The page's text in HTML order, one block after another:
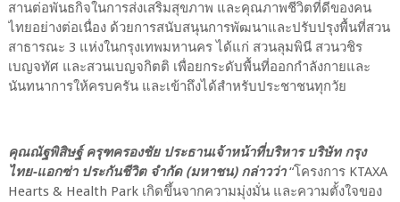
สานต่อพันธกิจในการส่งเสริมสุขภาพ และคุณภาพชีวิตที่ดีของคน
ไทยอย่างต่อเนื่อง ด้วยการสนับสนุนการพัฒนาและปรับปรุงพื้นที่สวน
สาธารณะ 3 แห่งในกรุงเทพมหานคร ได้แก่ สวนลุมพินี สวนวชิร
เบญจทัศ และสวนเบญจกิตติ เพื่อยกระดับพื้นที่ออกกำลังกายและ
นันทนาการให้ครบครัน และเข้าถึงได้สำหรับประชาชนทุกวัย
คุณณัฐพิสิษฐ์ ครุฑครองชัย ประธานเจ้าหน้าที่บริหาร บริษัท กรุง
ไทย-แอกซ่า ประกันชีวิต จำกัด (มหาชน) กล่าวว่า“โครงการ KTAXA
Hearts & Health Park เกิดขึ้นจากความมุ่งมั่น และความตั้งใจของ